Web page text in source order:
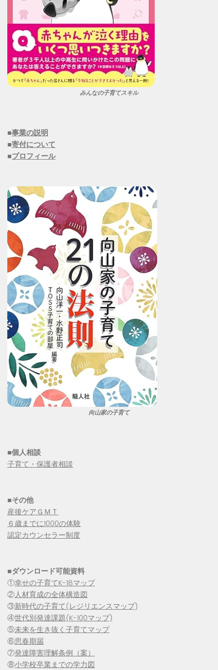
みんなの子育てスキル
■事業の説明
■寄付について
■プロフィール
向山家の子育て
■個人相談
子育て・保護者相談
■その他
産後ケアＧＭＴ
６歳までに1000の体験
認定カウンセラー制度
■ダウンロード可能資料
①幸せの子育てK-18マップ
②人材育成の全体構造図
③新時代の子育て(レジリエンスマップ)
④世代別発達課題(K-100マップ)
⑤未来を生き抜く子育てマップ
⑥思春期届
⑦発達障害理解条例（案）
⑧小学校卒業までの学力図